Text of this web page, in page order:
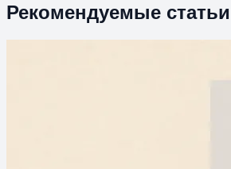
Рекомендуемые статьи